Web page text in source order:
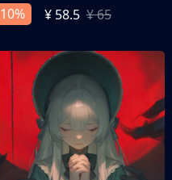
10%
¥ 58.5 ¥ 65